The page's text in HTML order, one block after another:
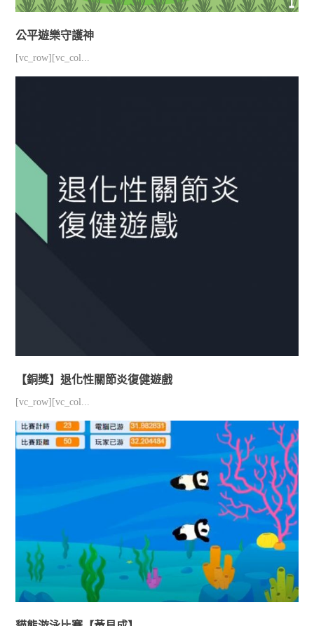
公平遊樂守護神
[vc_row][vc_col...
【銅獎】退化性關節炎復健遊戲
[vc_row][vc_col...